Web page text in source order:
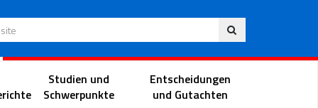
Deu
Richterportal
Studien und
Schwerpunkte
Entscheidungen
und Gutachten